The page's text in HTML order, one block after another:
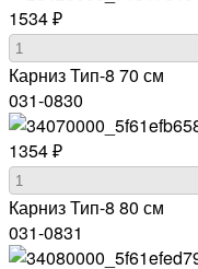
1534 ₽
Карниз Тип-8 70 см
031-0830
1354 ₽
Карниз Тип-8 80 см
031-0831